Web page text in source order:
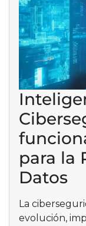
para la
Datos
La
evolución,